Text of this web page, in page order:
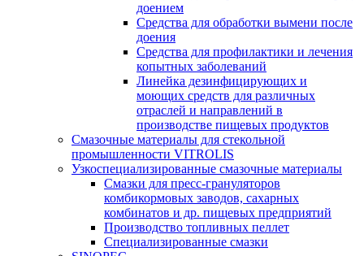
доением
Средства для обработки вымени после
доения
Средства для профилактики и лечения
копытных заболеваний
Линейка дезинфицирующих и
моющих средств для различных
отраслей и направлений в
производстве пищевых продуктов
Смазочные материалы для стекольной
промышленности VITROLIS
Узкоспециализированные смазочные материалы
Смазки для пресс-грануляторов
комбикормовых заводов, сахарных
комбинатов и др. пищевых предприятий
Производство топливных пеллет
Специализированные смазки